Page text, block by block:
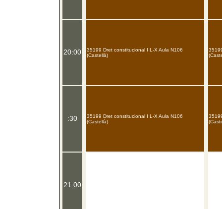
20:00
:30
21:00
35199 Dret constitucional I L-X Aula N106
(Castellà)
35199 Dret constitucional I L-X Aula N106
(Castellà)